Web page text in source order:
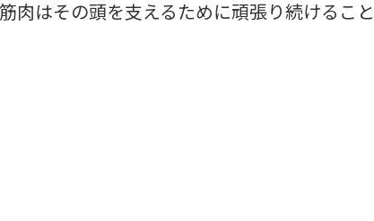
肉はその頭を支えるために頑張り続けること